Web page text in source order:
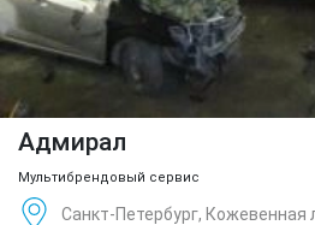
Адмирал
Мультибрендовый сервис
Санкт-Петербург, Кожевенная